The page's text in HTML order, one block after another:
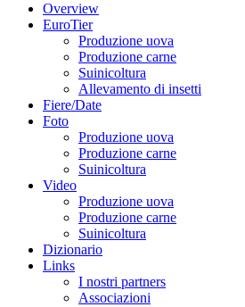
Overview
EuroTier
Produzione uova
Produzione carne
Suinicoltura
Allevamento di insetti
Fiere/Date
Foto
Produzione uova
Produzione carne
Suinicoltura
Video
Produzione uova
Produzione carne
Suinicoltura
Dizionario
Links
I nostri partners
Associazioni